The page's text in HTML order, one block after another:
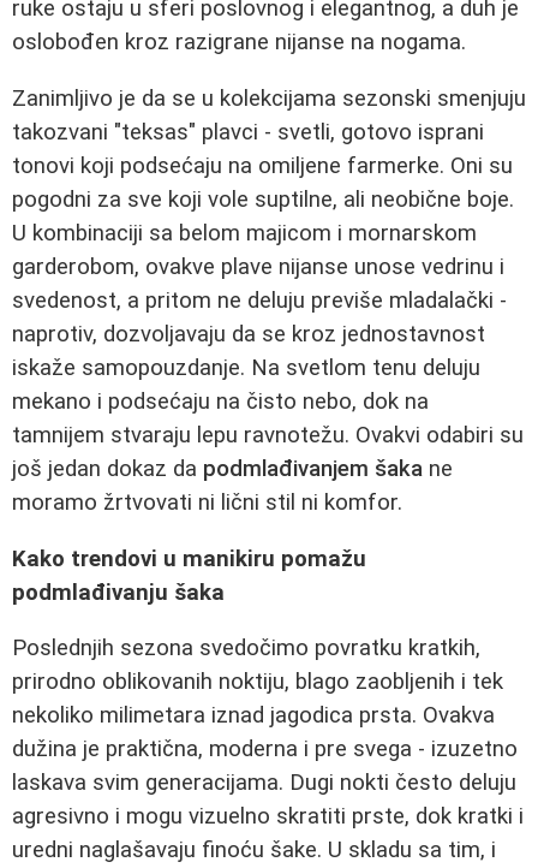
ruke ostaju u sferi poslovnog i elegantnog, a duh je
oslobođen kroz razigrane nijanse na nogama.
Zanimljivo je da se u kolekcijama sezonski smenjuju
takozvani "teksas" plavci - svetli, gotovo isprani
tonovi koji podsećaju na omiljene farmerke. Oni su
pogodni za sve koji vole suptilne, ali neobične boje.
U kombinaciji sa belom majicom i mornarskom
garderobom, ovakve plave nijanse unose vedrinu i
svedenost, a pritom ne deluju previše mladalački -
naprotiv, dozvoljavaju da se kroz jednostavnost
iskaže samopouzdanje. Na svetlom tenu deluju
mekano i podsećaju na čisto nebo, dok na
tamnijem stvaraju lepu ravnotežu. Ovakvi odabiri su
još jedan dokaz da podmlađivanjem šaka ne
moramo žrtvovati ni lični stil ni komfor.
Kako trendovi u manikiru pomažu
podmlađivanju šaka
Poslednjih sezona svedočimo povratku kratkih,
prirodno oblikovanih noktiju, blago zaobljenih i tek
nekoliko milimetara iznad jagodica prsta. Ovakva
dužina je praktična, moderna i pre svega - izuzetno
laskava svim generacijama. Dugi nokti često deluju
agresivno i mogu vizuelno skratiti prste, dok kratki i
uredni naglašavaju finoću šake. U skladu sa tim, i